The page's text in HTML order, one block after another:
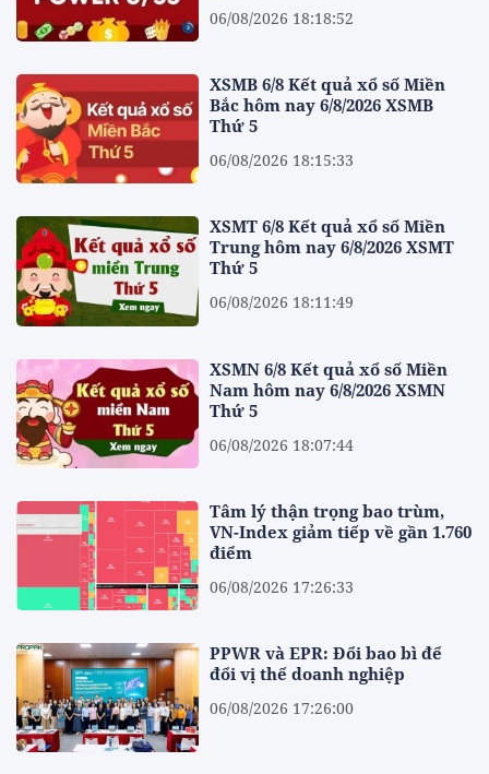
06/08/2026 18:18:52
XSMB 6/8 Kết quả xổ số Miền
Bắc hôm nay 6/8/2026 XSMB
Thứ 5
06/08/2026 18:15:33
XSMT 6/8 Kết quả xổ số Miền
Trung hôm nay 6/8/2026 XSMT
Thứ 5
06/08/2026 18:11:49
XSMN 6/8 Kết quả xổ số Miền
Nam hôm nay 6/8/2026 XSMN
Thứ 5
06/08/2026 18:07:44
Tâm lý thận trọng bao trùm,
VN-Index giảm tiếp về gần 1.760
điểm
06/08/2026 17:26:33
PPWR và EPR: Đổi bao bì để
đổi vị thế doanh nghiệp
06/08/2026 17:26:00